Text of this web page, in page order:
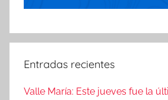
Entradas recientes
Valle María: Este jueves fue la